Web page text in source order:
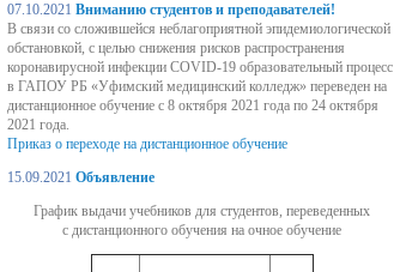
07.10.2021 Вниманию студентов и преподавателей!
В связи со сложившейся неблагоприятной эпидемиологической
обстановкой, с целью снижения рисков распространения
коронавирусной инфекции COVID-19 образовательный процесс
в ГАПОУ РБ «Уфимский медицинский колледж» переведен на
дистанционное обучение с 8 октября 2021 года по 24 октября
2021 года.
Приказ о переходе на дистанционное обучение
15.09.2021 Объявление
График выдачи учебников для студентов, переведенных
с дистанционного обучения на очное обучение